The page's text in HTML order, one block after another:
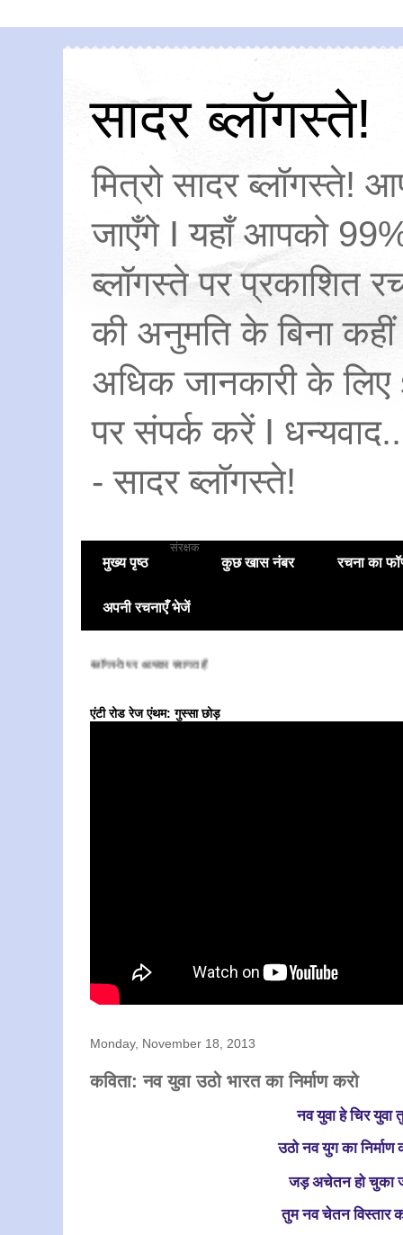
सादर ब्लॉगस्ते!
मित्रो सादर ब्लॉगस्ते!
जाएँगे I यहाँ आपको
ब्लॉगस्ते पर प्रकाशित
की अनुमति के बिना
अधिक जानकारी के लिए
पर संपर्क करें I
- सादर ब्लॉगस्ते!
मुख्य पृष्ठ
संरक्षक
कुछ खास नंबर रचना का
अपनी रचनाएँ भेजें
सादर ब्लॉगस्ते पर आपका स्वागत है
एंटी रोड रेज एंथम: गुस्सा छोड़
Monday, November 18, 2013
कविता: नव युवा उठो भारत का निर्माण करो
नव युवा हे चिर युवा
उठो नव युग का निर्माण
जड़ अचेतन हो चुका
तुम नव चेतन विस्तार